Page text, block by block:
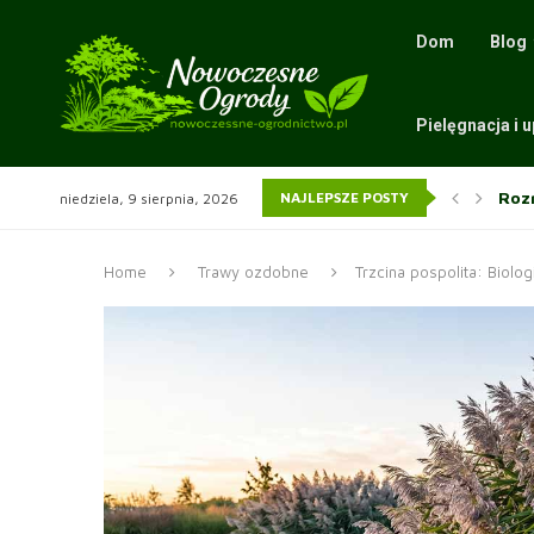
Dom Blog
Pielęgnacja i
niedziela, 9 sierpnia, 2026 NAJLEPSZE POSTY
Jak
Home Trawy ozdobne Trzcina pospolita: